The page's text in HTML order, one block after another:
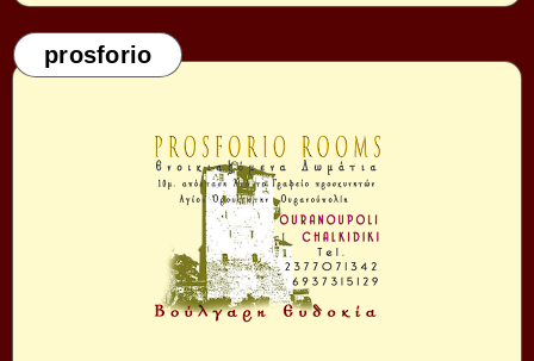
prosforio